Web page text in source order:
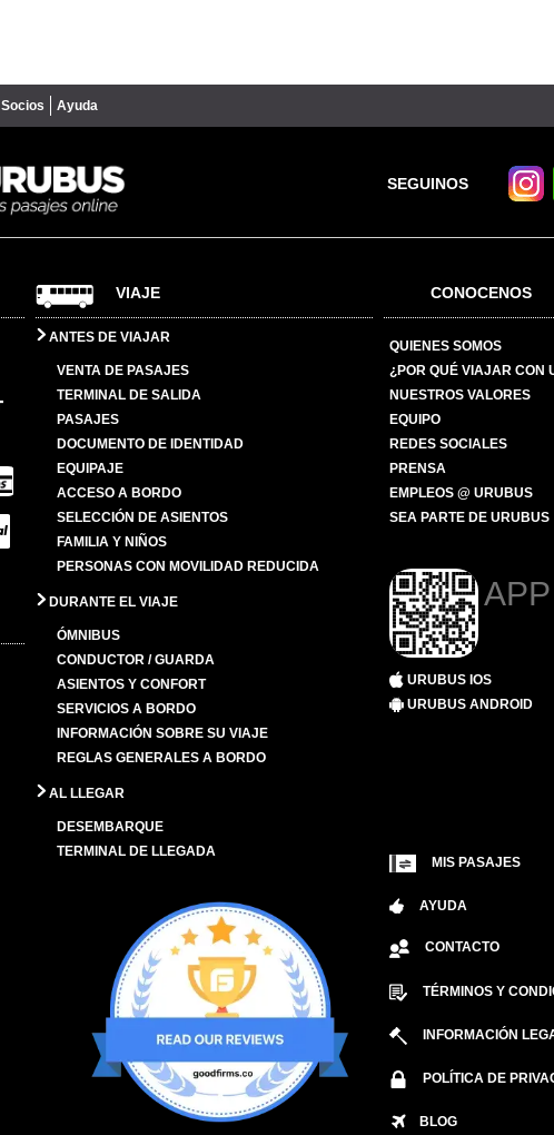
Socios Ayuda
SEGUINOS
VIAJE
ANTES DE VIAJAR
VENTA DE PASAJES
TERMINAL DE SALIDA
PASAJES
DOCUMENTO DE IDENTIDAD
EQUIPAJE
ACCESO A BORDO
SELECCIÓN DE ASIENTOS
FAMILIA Y NIÑOS
PERSONAS CON MOVILIDAD REDUCIDA
DURANTE EL VIAJE
ÓMNIBUS
CONDUCTOR / GUARDA
ASIENTOS Y CONFORT
SERVICIOS A BORDO
INFORMACIÓN SOBRE SU VIAJE
REGLAS GENERALES A BORDO
AL LLEGAR
DESEMBARQUE
TERMINAL DE LLEGADA
CONOCENOS
QUIENES SOMOS
¿POR QUÉ VIAJAR CON
NUESTROS VALORES
EQUIPO
REDES SOCIALES
PRENSA
EMPLEOS @ URUBUS
SEA PARTE DE URUBUS
APP
URUBUS IOS
URUBUS ANDROID
MIS PASAJES
AYUDA
CONTACTO
TÉRMINOS Y
INFORMACIÓN
POLÍTICA DE
BLOG